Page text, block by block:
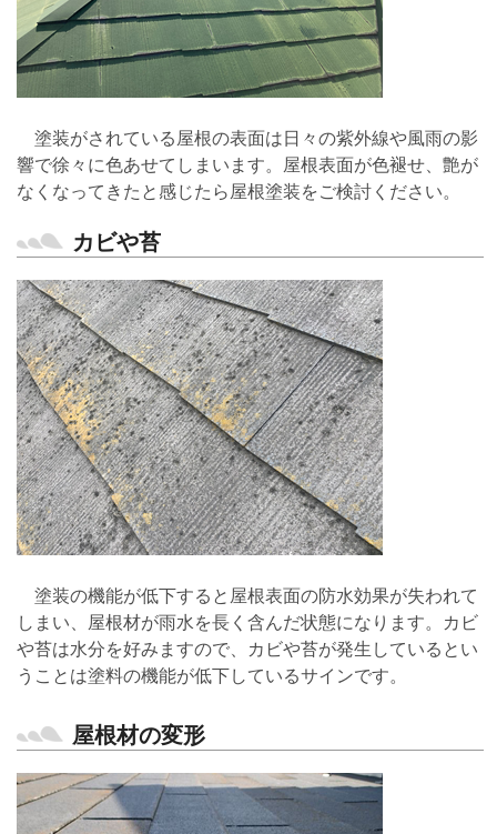
塗装がされている屋根の表面は日々の紫外線や風雨の影
響で徐々に色あせてしまいます。屋根表面が色褪せ、艶が
なくなってきたと感じたら屋根塗装をご検討ください。
カビや苔
塗装の機能が低下すると屋根表面の防水効果が失われて
しまい、屋根材が雨水を長く含んだ状態になります。カビ
や苔は水分を好みますので、カビや苔が発生しているとい
うことは塗料の機能が低下しているサインです。
屋根材の変形